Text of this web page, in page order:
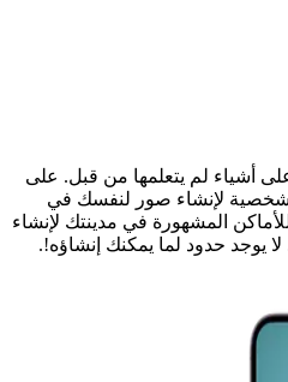
أشياء لم يتعلمها من قبل. على
لإنشاء صور لنفسك في
المشهورة في مدينتك لإنشاء
يوجد حدود لما يمكنك إنشاؤه!.